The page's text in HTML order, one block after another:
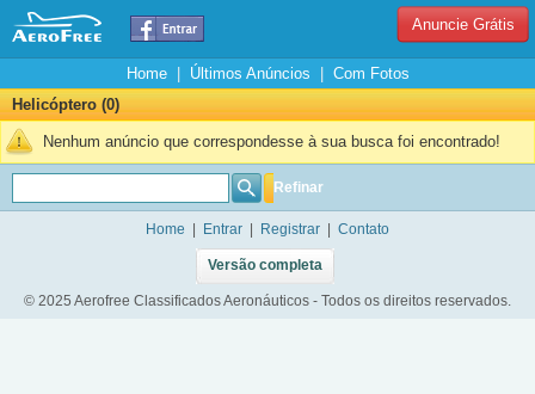
Anuncie Grátis
Home| Últimos Anúncios
Com Fotos
Helicóptero (0)
Nenhum anúncio que correspondesse à sua busca foi encontrado!
Refinar
Home Entrar Registrar Contato
Versão completa
© 2025 Aerofree Classificados Aeronáuticos - Todos os direitos reservados.